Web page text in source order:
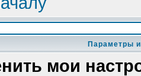
Параметры
мои